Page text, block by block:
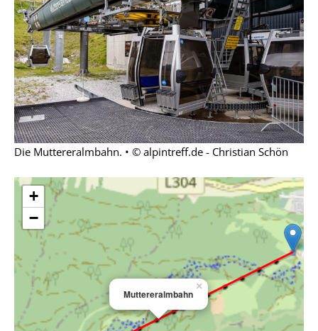
Die Muttereralmbahn. • © alpintreff.de - Christian Schön
Muttereralmbahn
×
+
−